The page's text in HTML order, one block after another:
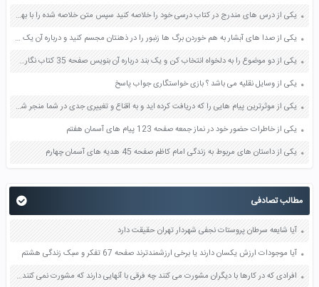
یکی از درس های مندرج در کتاب درسی خود را خلاصه کنید سپس متن خلاصه شده را با بهره گیری از روش های دسته بندی نمودار جدول نقشه مفهومی نشان دهید صفحه 118 نگارش یازدهم
یکی از صدا های آبشار به هم خوردن برگ ها زنبور را در ذهنتان مجسم کنید و درباره آن یک بند بنویسید صفحه 11 نگارش پنجم
یکی از دو موضوع را به دلخواه انتخاب کن و یک بند درباره آن بنویس صفحه 35 کتاب نگارش فارسی سوم
یکی از وسایل نقلیه می باشد ؟ بازی خواستگاری جواب پاسخ
یکی از موثرترین پیام هایی را که دریافت کرده اید و به اقناع و تغییری جدی در شما منجر شده است برسی کنید و علت این تاثیر گذاری قابل توجه را بنویسید صفحه 52 تفکر و سواد رسانه ای دهم
یکی از خاطرات حضور خود در نماز جمعه صفحه 123 پیام های آسمان هفتم
یکی از داستان های مربوط به زندگی امام کاظم صفحه 45 هدیه های آسمان چهارم
مطالب تصادفی
آیا شایعه سرطان پروستات نجفی شهردار تهران حقیقت دارد
آیا موجودات ارزش یکسان دارند یا برخی ارزشمندترند صفحه 67 تفکر و سبک زندگی هشتم
افرادی که در کارها با دیگران مشورت می کنند چه فرقی با آنهایی دارند که مشورت نمی کنند؟ صفحه 86 فارسی ششم